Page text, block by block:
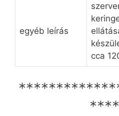
egyéb leírás
cca